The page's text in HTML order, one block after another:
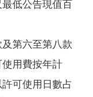
低公告現值百
第六至第八款
用費按年計
可使用日數占